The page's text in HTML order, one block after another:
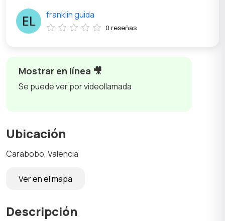
Mostrar en línea 🎥
Se puede ver por videollamada
Ubicación
Carabobo, Valencia
Ver en el mapa
Descripción
franklin guida
0 reseñas